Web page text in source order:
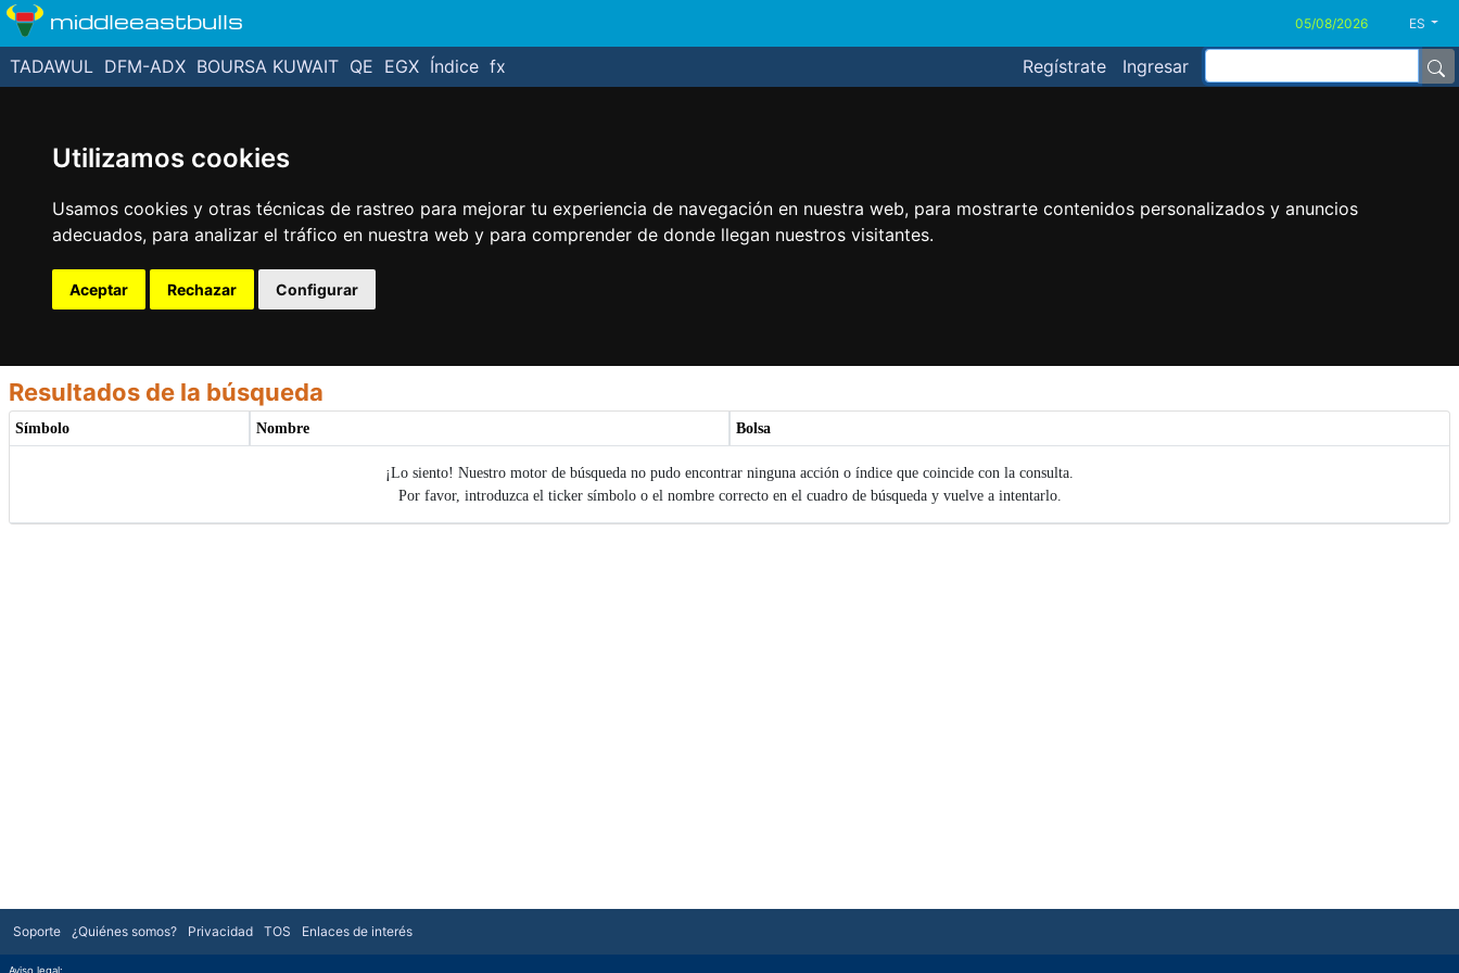
Utilizamos cookies
Usamos cookies y otras técnicas de rastreo para mejorar tu experiencia de navegación en nuestra web, para mostrarte contenidos personalizados y anuncios
adecuados, para analizar el tráfico en nuestra web y para comprender de donde llegan nuestros visitantes.
Aceptar Rechazar Configurar
middleeastbulls ES
Regístrate Ingresar
TADAWUL DFM-ADX BOURSA KUWAIT QE EGX Índice fx
Resultados de la búsqueda
Símbolo Nombre Bolsa
¡Lo siento! Nuestro motor de búsqueda no pudo encontrar ninguna acción o índice que coincide con la consulta.
Por favor, introduzca el ticker símbolo o el nombre correcto en el cuadro de búsqueda y vuelve a intentarlo.
Soporte ¿Quiénes somos? Privacidad TOS Enlaces de interés
Aviso legal: